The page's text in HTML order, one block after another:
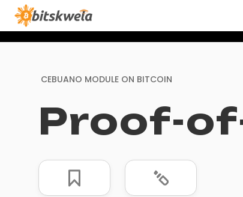
CEBUANO MODULE ON BITCOIN
Proof-